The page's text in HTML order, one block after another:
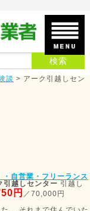
談 > アーク引越しセン
自営業・フリーランス
引越しセンター 引越し
円 ／70,000円